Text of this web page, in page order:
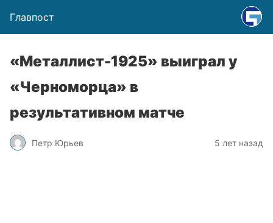
Главпост
«Металлист-1925» выиграл у
«Черноморца» в
результативном матче
Петр Юрьев 5 лет назад